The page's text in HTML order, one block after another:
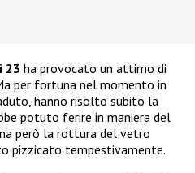
23 ha provocato un attimo di
per fortuna nel momento in
hanno risolto subito la
potuto ferire in maniera del
però la rottura del vetro
pizzicato tempestivamente.